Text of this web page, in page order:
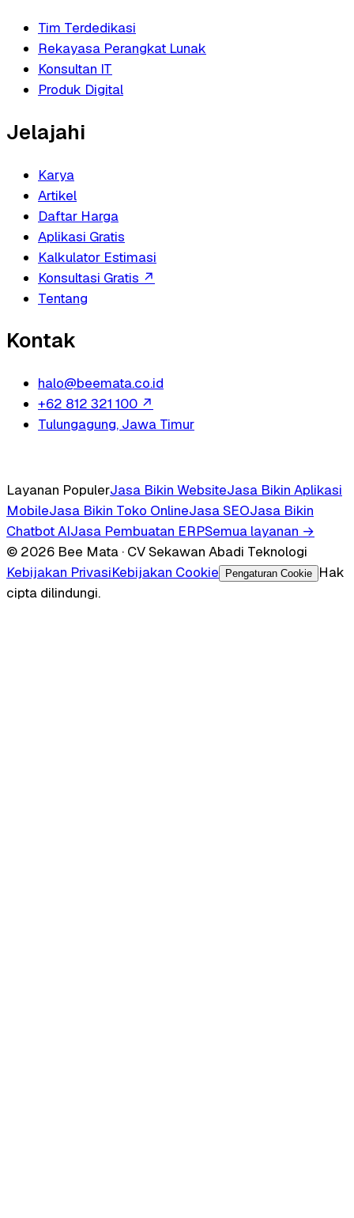
Tim Terdedikasi
Rekayasa Perangkat Lunak
Konsultan IT
Produk Digital
Jelajahi
Karya
Artikel
Daftar Harga
Aplikasi Gratis
Kalkulator Estimasi
Konsultasi Gratis ↗
Tentang
Kontak
halo@beemata.co.id
+62 812 321 100 ↗
Tulungagung, Jawa Timur
Layanan PopulerJasa Bikin WebsiteJasa Bikin Aplikasi
MobileJasa Bikin Toko OnlineJasa SEOJasa Bikin
Chatbot AIJasa Pembuatan ERPSemua layanan →
© 2026 Bee Mata · CV Sekawan Abadi Teknologi
Kebijakan PrivasiKebijakan Cookie Pengaturan Cookie
Hak
cipta dilindungi.